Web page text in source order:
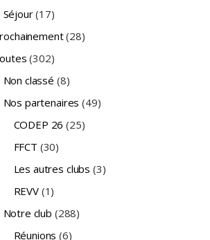
Séjour(17)
(28)
(302)
Non classé (8)
Nos partenaires (49)
CODEP 26 (25)
FFCT (30)
Les autres clubs (3)
REVV(1)
Notre club (288)
Réunions (6)